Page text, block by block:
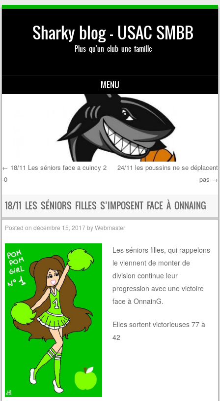
Sharky blog – USAC SMBB
Plus qu'un club une famille
MENU
Post navigation
← 18/11 Les séniors face a cuincy 2
-0
24/11 les poussins ne se déplacent
pas →
18/11 LES SÉNIORS FILLES S’IMPOSENT FACE À ONNAING
Posted ondécembre 15, 2017byWebmaster
Les séniors filles, qui rappelons
le viennent de monter de
division continue leur
progression avec une victoire
face à OnnainG.
Elles sortent victorieuses 77 à
42